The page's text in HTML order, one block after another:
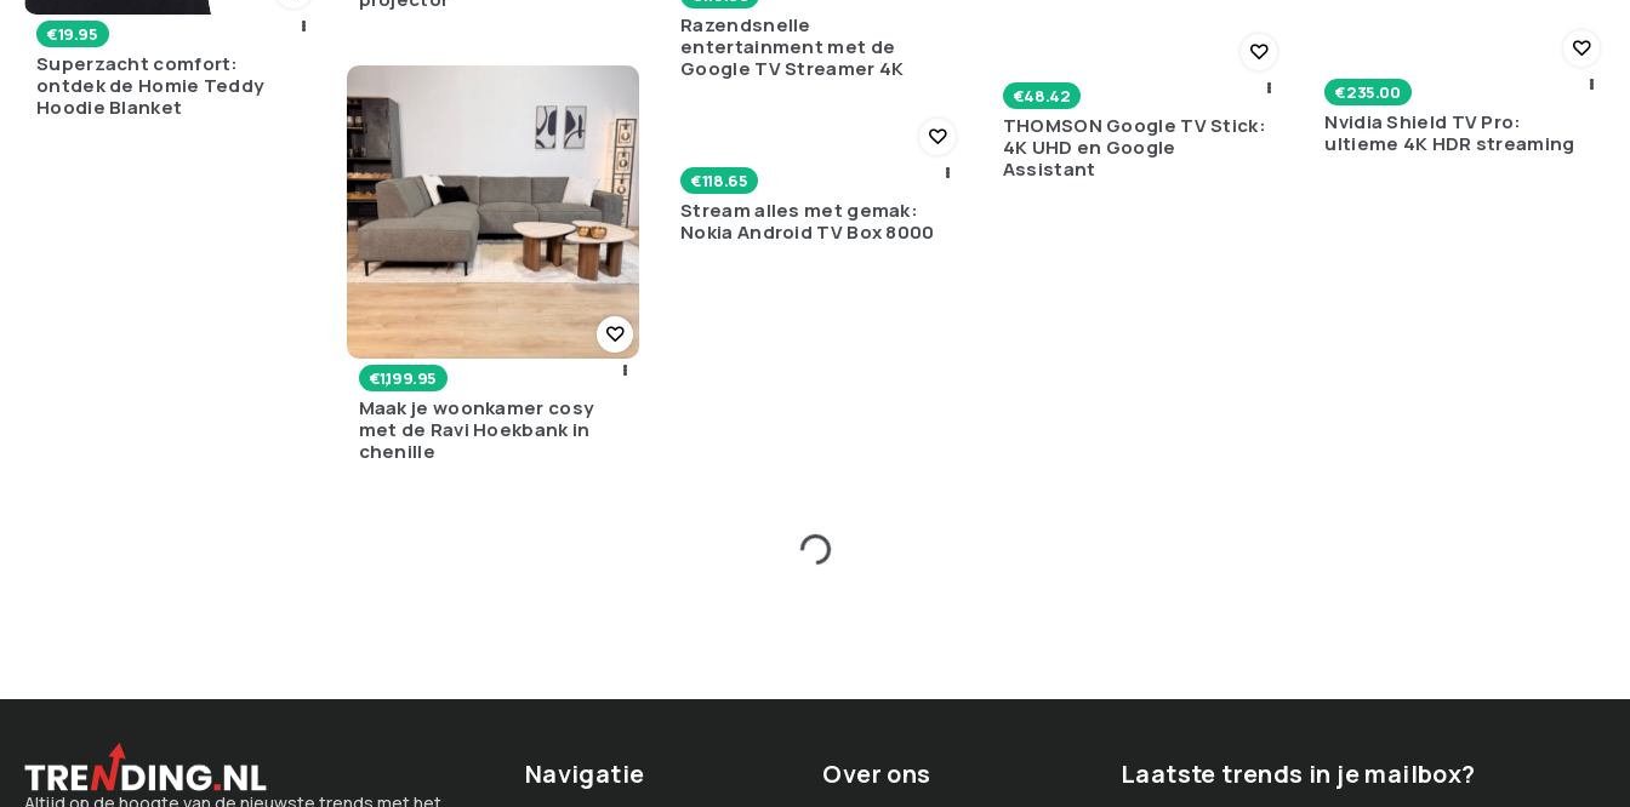
€19.95
Superzacht comfort:
ontdek de Homie Teddy
Hoodie Blanket
Razendsnelle
entertainment met de
Google TV Streamer 4K
€235.00
Nvidia Shield TV Pro:
ultieme 4K HDR streaming
€48.42
THOMSON Google TV Stick:
4K UHD en Google
Assistant
€1,199.95
Maak je woonkamer cosy
met de Ravi Hoekbank in
chenille
€118.65
Stream alles met gemak:
Nokia Android TV Box 8000
Navigatie Over ons Laatste trends in je mailbox?